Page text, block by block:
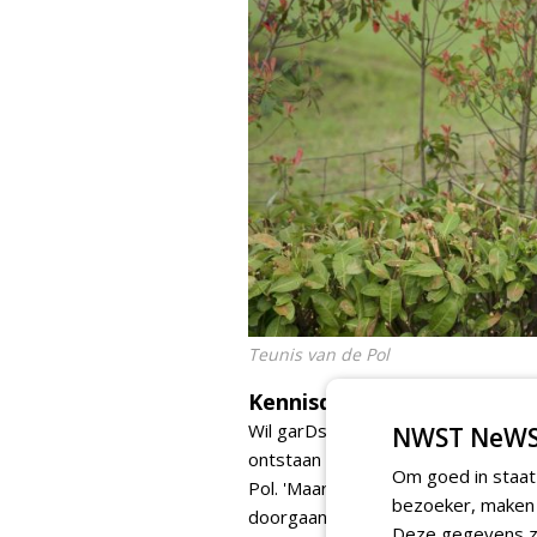
Teunis van de Pol
Kennisdeling
Wil garDsign bekendstaan als
ontstaan vanuit de vraag naar
Pol. 'Maar ook hoveniers hebben
doorgaan vanwege de
NWST
Om goed in
bezoeker,